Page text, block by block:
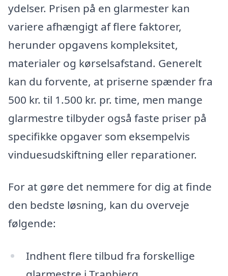
ydelser. Prisen på en glarmester kan
variere afhængigt af flere faktorer,
herunder opgavens kompleksitet,
materialer og kørselsafstand. Generelt
kan du forvente, at priserne spænder fra
500 kr. til 1.500 kr. pr. time, men mange
glarmestre tilbyder også faste priser på
specifikke opgaver som eksempelvis
vinduesudskiftning eller reparationer.
For at gøre det nemmere for dig at finde
den bedste løsning, kan du overveje
følgende:
Indhent flere tilbud fra forskellige